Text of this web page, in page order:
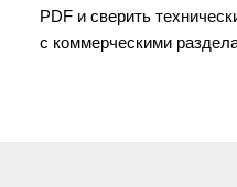
PDF и сверить
с коммерческими